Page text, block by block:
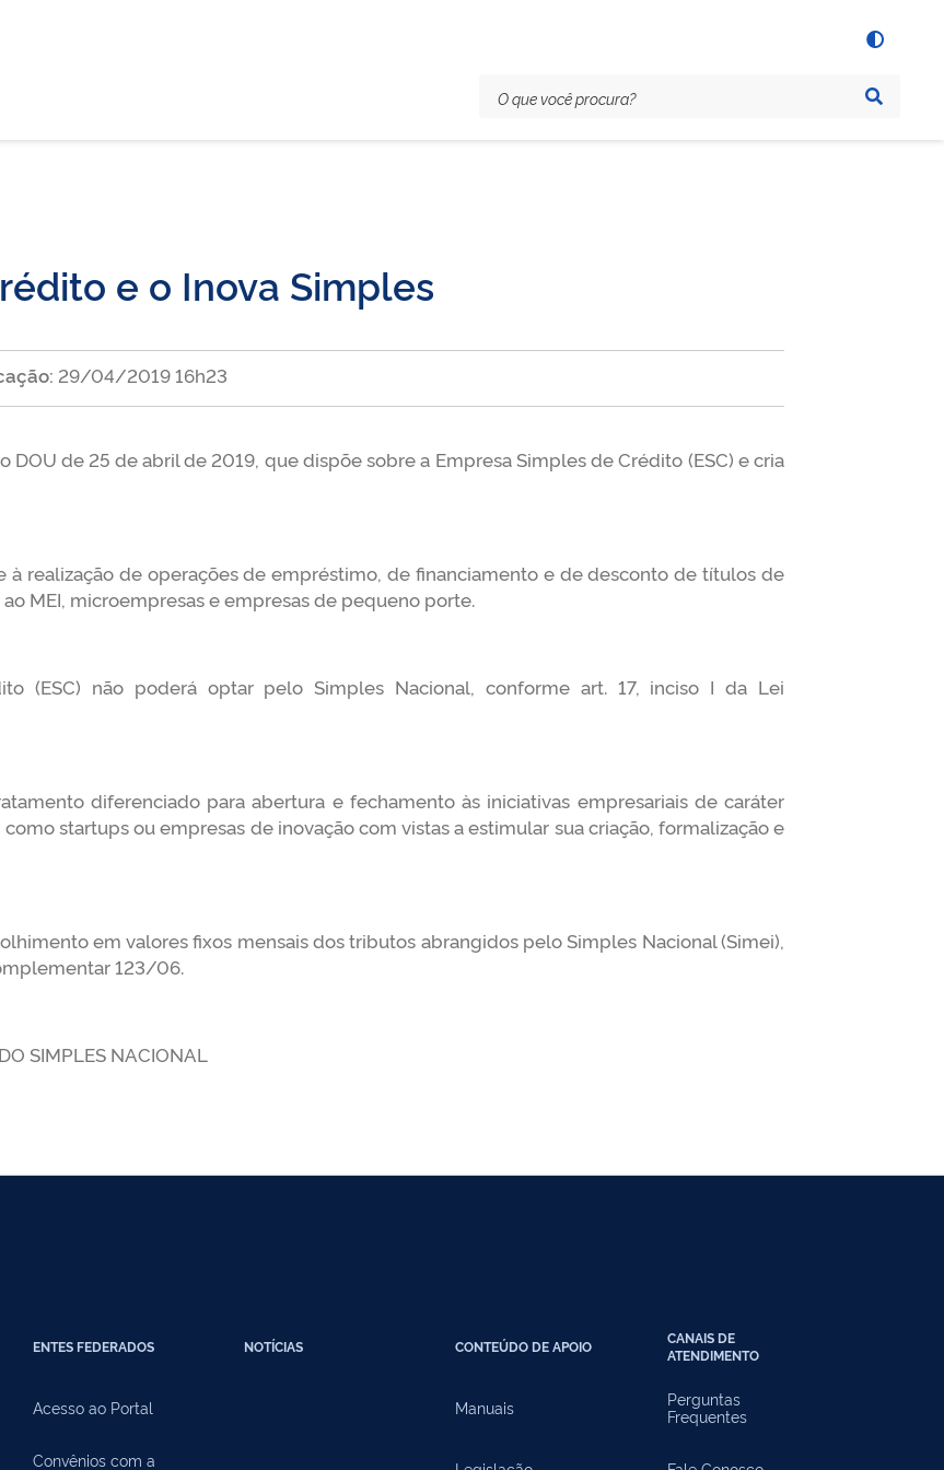
e o Inova Simples
29/04/2019 16h23
DOU de 25 de abril de 2019, que dispõe sobre a Empresa Simples de Crédito (ESC) e cria
à realização de operações de empréstimo, de financiamento e de desconto de títulos de
MEI, microempresas e empresas de pequeno porte.
(ESC) não poderá optar pelo Simples Nacional, conforme art. 17, inciso I da Lei
diferenciado para abertura e fechamento às iniciativas empresariais de caráter
startups ou empresas de inovação com vistas a estimular sua criação, formalização e
em valores fixos mensais dos tributos abrangidos pelo Simples Nacional (Simei),
123/06.
SIMPLES NACIONAL
ENTES FEDERADOS
Acesso ao Portal
Convênios com a
NOTÍCIAS CONTEÚDO DE APOIO
Manuais
CANAIS DE
ATENDIMENTO
Perguntas
Frequentes